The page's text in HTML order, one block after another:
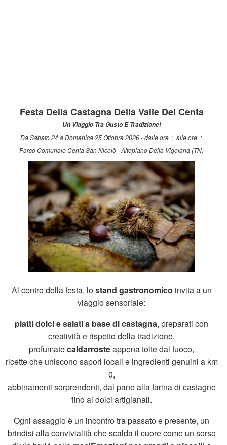
Festa Della Castagna Della Valle Del Centa
Un Viaggio Tra Gusto E Tradizione!
Da Sabato 24 a Domenica 25 Ottobre 2026 - dalle ore : alle ore :
Parco Comunale Centa San Nicolò - Altopiano Della Vigolana (TN)
Al centro della festa, lostand gastronomico invita a un
viaggio sensoriale:
piatti dolci e salati a base di castagna, preparati con
creatività e rispetto della tradizione,
profumatecaldarrosteappena tolte dal fuoco,
ricette che uniscono sapori locali e ingredienti genuini a km
0,
abbinamenti sorprendenti, dal pane alla farina di castagne
fino ai dolci artigianali.
Ogni assaggio è un incontro tra passato e presente, un
brindisi alla convivialità che scalda il cuore come un sorso